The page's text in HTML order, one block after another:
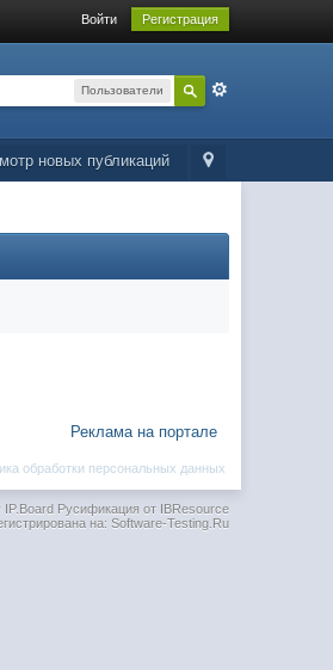
Войти Регистрация
Пользователи
новых публикаций
Реклама на портале
обработки персональных данных
Русификация от IBResource
на: Software-Testing.Ru